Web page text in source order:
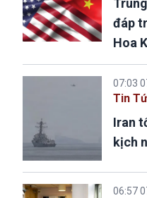
đáp
Hoa
07:03
Tin
Iran
kịch
06:57